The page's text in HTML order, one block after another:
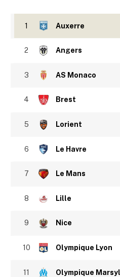
1 Auxerre
2 Angers
3 AS Monaco
4 Brest
5 Lorient
6 Le Havre
7 Le Mans
8 Lille
9 Nice
10 Olympique Lyon
11 Olympique